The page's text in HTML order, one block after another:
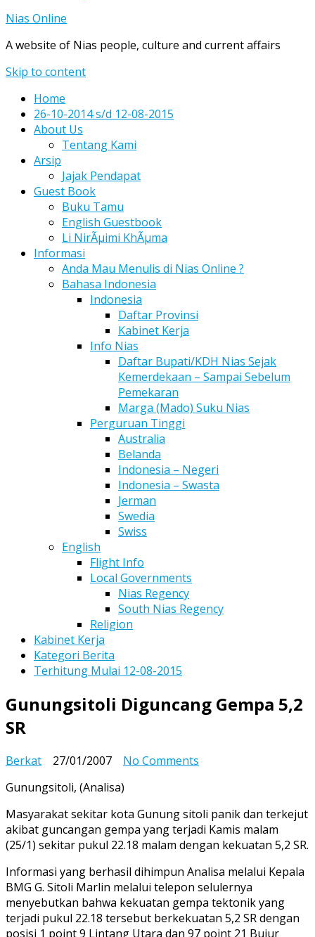
Nias Online
A website of Nias people, culture and current affairs
Skip to content
Home
26-10-2014 s/d 12-08-2015
About Us
Tentang Kami
Arsip
Jajak Pendapat
Guest Book
Buku Tamu
English Guestbook
Li NirÃµimi KhÃµma
Informasi
Anda Mau Menulis di Nias Online ?
Bahasa Indonesia
Indonesia
Daftar Provinsi
Kabinet Kerja
Info Nias
Daftar Bupati/KDH Nias Sejak
Kemerdekaan – Sampai Sebelum
Pemekaran
Marga (Mado) Suku Nias
Perguruan Tinggi
Australia
Belanda
Indonesia – Negeri
Indonesia – Swasta
Jerman
Swedia
Swiss
English
Flight Info
Local Governments
Nias Regency
South Nias Regency
Religion
Kabinet Kerja
Kategori Berita
Terhitung Mulai 12-08-2015
Gunungsitoli Diguncang Gempa 5,2
SR
Berkat 27/01/2007 No Comments
Gempa
5,2
SR
Gunungsitoli, (Analisa)
Masyarakat sekitar kota Gunung sitoli panik dan terkejut
akibat guncangan gempa yang terjadi Kamis malam
(25/1) sekitar pukul 22.18 malam dengan kekuatan 5,2 SR.
Informasi yang berhasil dihimpun Analisa melalui Kepala
BMG G. Sitoli Marlin melalui telepon selulernya
menyebutkan bahwa kekuatan gempa tektonik yang
terjadi pukul 22.18 tersebut berkekuatan 5,2 SR dengan
posisi 1 point 9 Lintang Utara dan 97 point 21 Bujur